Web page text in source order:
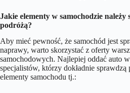
Jakie elementy w samochodzie należy
podróżą?
Aby mieć pewność, że samochód jest
naprawy, warto skorzystać z oferty
samochodowych. Najlepiej oddać auto
specjalistów, którzy dokładnie sprawdzą
elementy samochodu tj.: